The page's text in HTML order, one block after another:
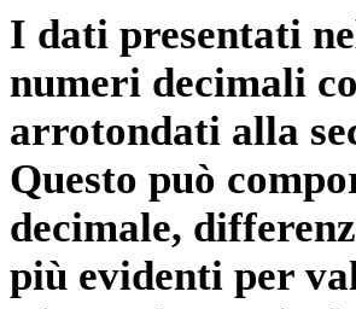
I dati presentati
numeri decimali
arrotondati alla
Questo può
decimale,
più evidenti per